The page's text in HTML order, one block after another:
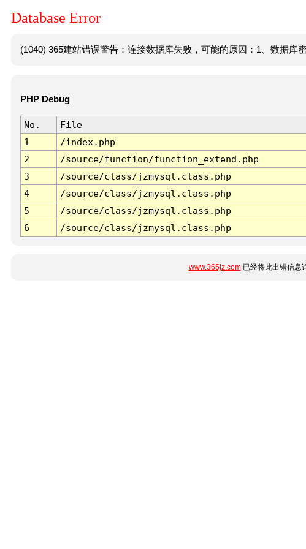
Database Error
(1040) 365建站错误警告：连接数据库失败，可能的原因：1、数据库
PHP Debug
No. File
1
/index.php
2
/source/function/function_extend.php
3
/source/class/jzmysql.class.php
4
/source/class/jzmysql.class.php
5
/source/class/jzmysql.class.php
6
/source/class/jzmysql.class.php
www.365jz.com已经将此出错信息